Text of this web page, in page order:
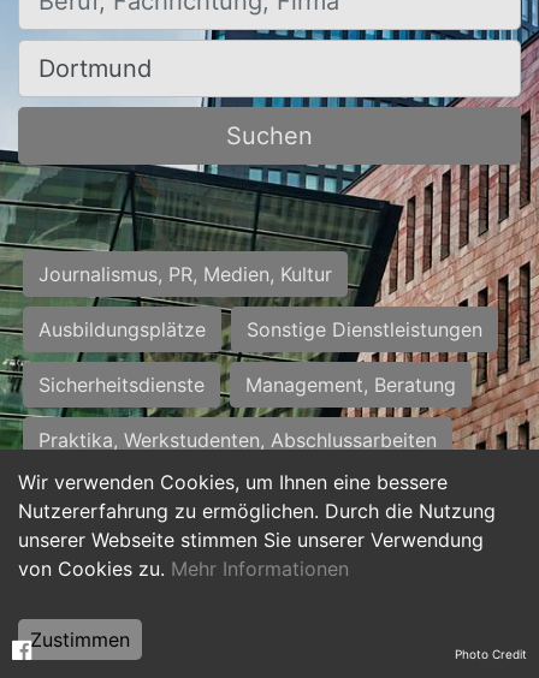
Wir verwenden Cookies, um Ihnen eine bessere
Nutzererfahrung zu ermöglichen. Durch die Nutzung
unserer Webseite stimmen Sie unserer Verwendung
von Cookies zu. Mehr Informationen
Zustimmen
Ort, Stadt
Suchen
Journalismus, PR, Medien, Kultur
Ausbildungsplätze Sonstige Dienstleistungen
Sicherheitsdienste Management, Beratung
Praktika, Werkstudenten, Abschlussarbeiten
Personalwesen Assistenz, Sekretariat
Hilfskräfte, Aushilfs- und Nebenjobs
Weiterbildung, Studium, duale Ausbildung Photo Credit